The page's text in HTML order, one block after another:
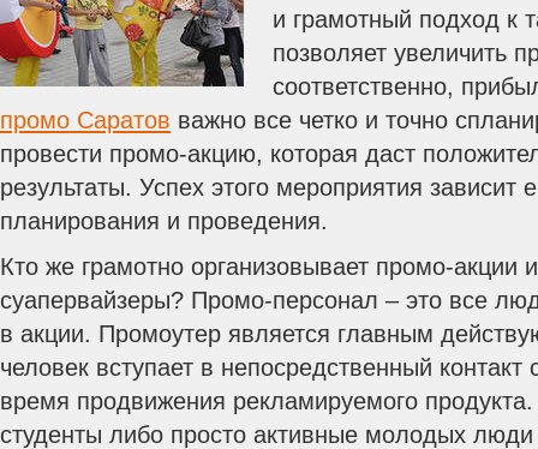
и грамотный подход к
позволяет увеличить
соответственно,
промо Саратов важно все четко и точно
провести промо-акцию, которая даст
результаты. Успех этого мероприятия зависит
планирования и проведения.
Кто же грамотно организовывает промо-акции
суапервайзеры? Промо-персонал – это все
в акции. Промоутер является главным
человек вступает в непосредственный контакт
время продвижения рекламируемого
студенты либо просто активные молодых люди